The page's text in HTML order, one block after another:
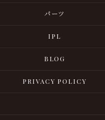
パーツ
IPL
BLOG
PRIVACY POLICY